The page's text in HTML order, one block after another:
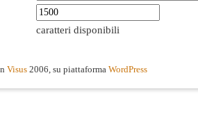
caratteri disponibili
Visus 2006, su piattaforma WordPress